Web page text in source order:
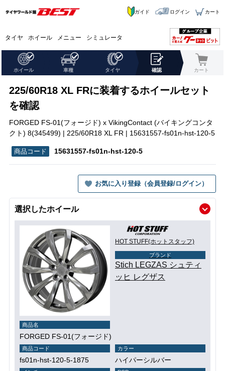
タイヤ ホイール メニュー シミュレータ
ガイド ログイン カート
ホイール 車種 タイヤ 確認 カート
225/60R18 XL FRに装着するホイールセット
を確認
FORGED FS-01(フォージド) x VikingContact (バイキングコンタ
クト) 8(345499) | 225/60R18 XL FR | 15631557-fs01n-hst-120-5
15631557-fs01n-hst-120-5
お気に入り登録（会員登録/ログイン）
選択したホイール
HOT STUFF(ホットスタッフ)
ブランド
Stich LEGZAS シュティ
ッヒ レグザス
商品名
FORGED FS-01(フォージド)
商品コード
fs01n-hst-120-5-1875
カラー
ハイパーシルバー